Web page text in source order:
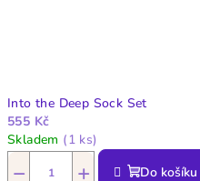
Into the Deep Sock Set
555 Kč
Skladem (1 ks)
+
− Do košíku